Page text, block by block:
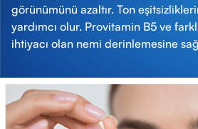
görünümünü azaltır. Ton
yardımcı olur. Provitamin B5 ve
ihtiyacı olan nemi derinlemesine